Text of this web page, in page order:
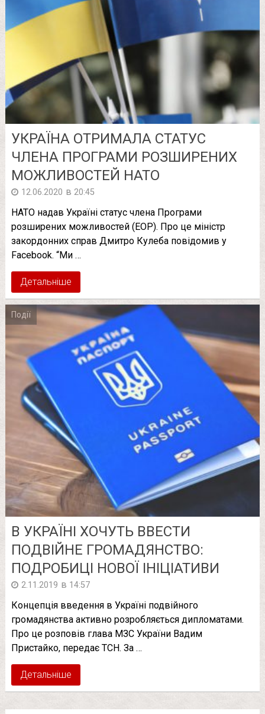
УКРАЇНА ОТРИМАЛА СТАТУС
ЧЛЕНА ПРОГРАМИ РОЗШИРЕНИХ
МОЖЛИВОСТЕЙ НАТО
12.06.2020 в 20:45
НАТО надав Україні статус члена Програми
розширених можливостей (EOP). Про це міністр
закордонних справ Дмитро Кулеба повідомив у
Facebook. “Ми …
Детальніше
Події
В УКРАЇНІ ХОЧУТЬ ВВЕСТИ
ПОДВІЙНЕ ГРОМАДЯНСТВО:
ПОДРОБИЦІ НОВОЇ ІНІЦІАТИВИ
2.11.2019 в 14:57
Концепція введення в Україні подвійного
громадянства активно розробляється дипломатами.
Про це розповів глава МЗС України Вадим
Пристайко, передає ТСН. За …
Детальніше